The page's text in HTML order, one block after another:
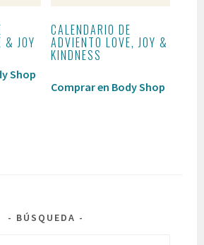
& JOY
Shop
CALENDARIO DE
ADVIENTO LOVE, JOY &
KINDNESS
Comprar en Body Shop
BÚSQUEDA